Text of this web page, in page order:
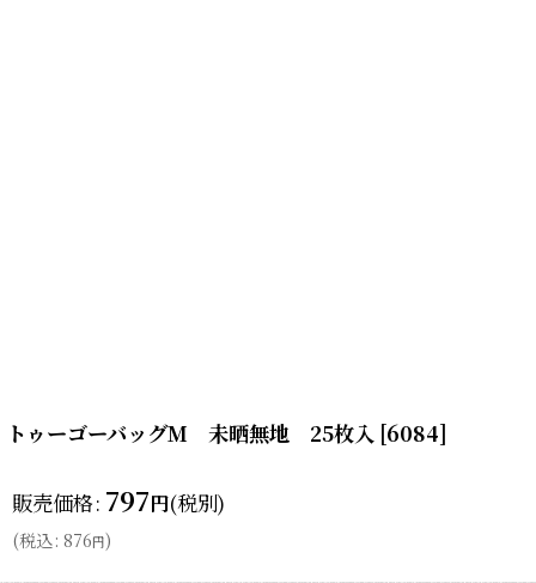
トゥーゴーバッグM 未晒無地 25枚入 [6084]
販売価格: 797円(税別)
(税込: 876円)